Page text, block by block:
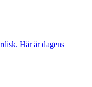
Här är dagens